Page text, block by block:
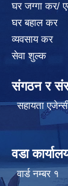
घर जग्गा कर/
घर बहाल कर
व्यवसाय कर
सेवा शुल्क
संगठन र
सहायता
वडा
वार्ड न‌म्बर १